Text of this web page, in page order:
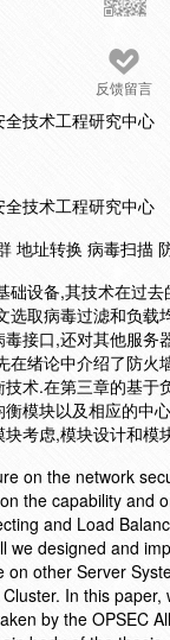
反馈留言
技术工程研究中心
技术工程研究中心
地址转换 病毒扫描
础设备,其技术在过
选取病毒过滤和负
接口,还对其他服
在绪论中介绍了防
术.在第三章的基
模块以及相应的中
考虑,模块设计和
on the network
the capability and
and Load
we designed and
other Server
In this
by the OPSEC